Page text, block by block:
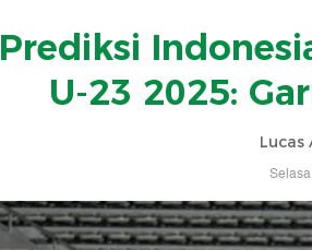
Prediksi
U-23 2025:
Lucas